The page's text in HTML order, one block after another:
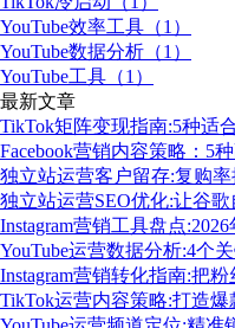
YouTube效率工具（1）
YouTube数据分析（1）
YouTube工具（1）
最新文章
TikTok矩阵变现指南:5种适
Facebook营销内容策略：5
独立站运营客户留存:复购
独立站运营SEO优化:让谷
Instagram营销工具盘点
YouTube运营数据分析:4个
Instagram营销转化指南:把
TikTok运营内容策略:打造